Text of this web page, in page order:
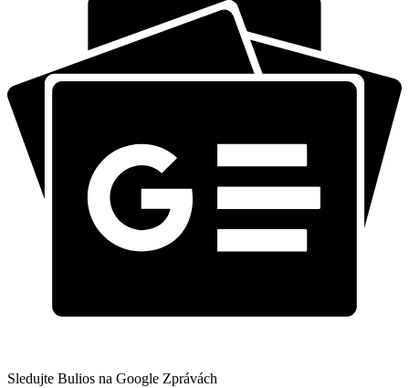
Sledujte Bulios na Google Zprávách